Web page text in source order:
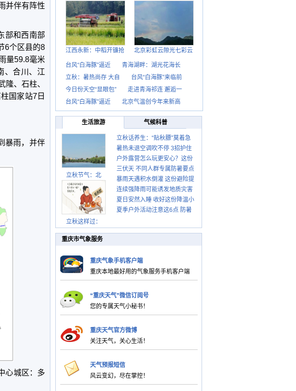
并伴有阵性
部和西南部
6个区县的8
量59.8毫米
、合川、江
、石柱、
国家站7日
暴雨，并伴
心城区：多
江西永新：中稻开镰抢 北京彩虹云隙光七彩云
台风“白海豚”逼近
青海湖畔：湖光花海长
立秋：暑热尚存 大自
台风“白海豚”来临前
今日份天空“显眼包”
走进青海祁连 邂逅一
台风“白海豚”逼近
北京气温创今年来新高
生活旅游 气候科普
立秋节气：北
立秋这样过：
立秋话养生：“贴秋膘”莫着急
先清暑再防燥
暑热未退空调吹不停 3招护住
肩颈不酸痛
户外露营怎么玩更安心？这份
攻略请收好
三伏天 不同人群专属防暑要点
请收好
暴雨天遇积水倒灌 这份避险提
示请收好
连续强降雨可能诱发地质灾害
这些前兆要知道
夏日安然入睡 收好这份降温小
贴士
夏季户外活动注意这6点 防暑
重庆市气象服务
重庆气象手机客户端
重庆本地最好用的气象服务手机客户端
“重庆天气”微信订阅号
您的专属天气小秘书！
重庆天气官方微博
关注天气，关心生活！
天气预报短信
风云变幻，尽在掌控！